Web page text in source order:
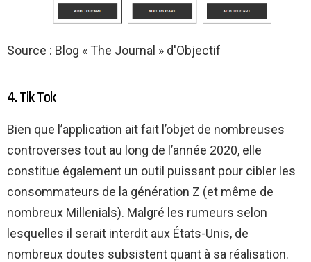
Source : Blog « The Journal » d'Objectif
4. Tik Tok
Bien que l’application ait fait l’objet de nombreuses
controverses tout au long de l’année 2020, elle
constitue également un outil puissant pour cibler les
consommateurs de la génération Z (et même de
nombreux Millenials). Malgré les rumeurs selon
lesquelles il serait interdit aux États-Unis, de
nombreux doutes subsistent quant à sa réalisation.